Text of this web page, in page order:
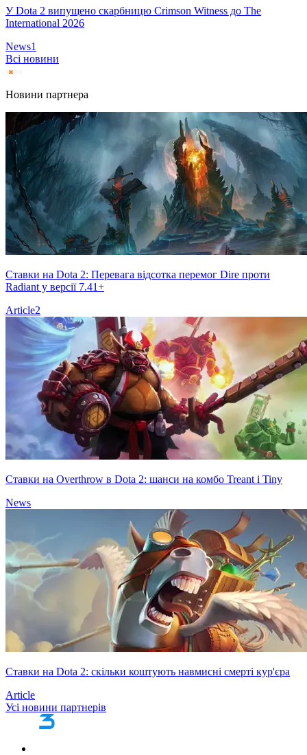
У Dota 2 випущено скарбницю Crimson Witness до The
International 2026
News1
Всі новини
Новини партнера
Ставки на Dota 2: Перевага відсотка перемог Dire проти
Radiant у версії 7.41+
Article2
Ставки на Overthrow в Dota 2: шанси на комбо Treant і Tiny
News
Ставки на Dota 2: скільки коштують навмисні смерті кур'єра
Article
Усі новини партнерів